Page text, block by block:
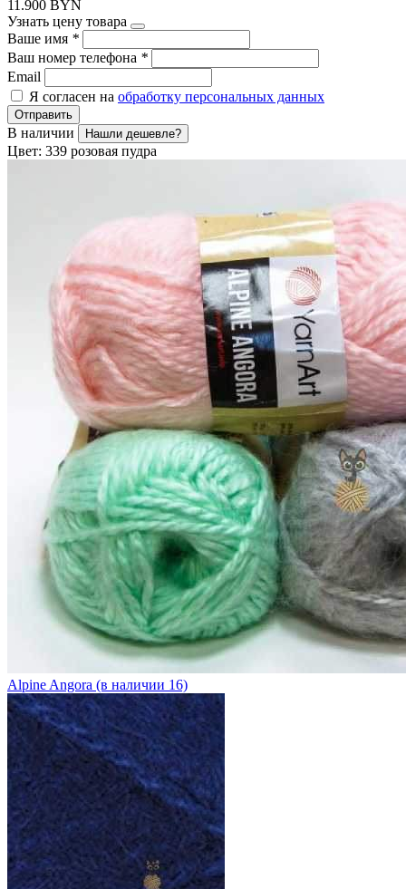
11.900 BYN
Узнать цену товара
Ваше имя *
Ваш номер телефона *
Email
Я согласен на обработку персональных данных
Отправить
В наличии Нашли дешевле?
Цвет: 339 розовая пудра
Alpine Angora (в наличии 16)